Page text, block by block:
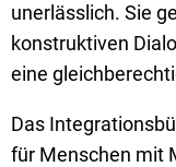
unerlässlich. Sie
konstruktiven
eine
Das
für Menschen mit